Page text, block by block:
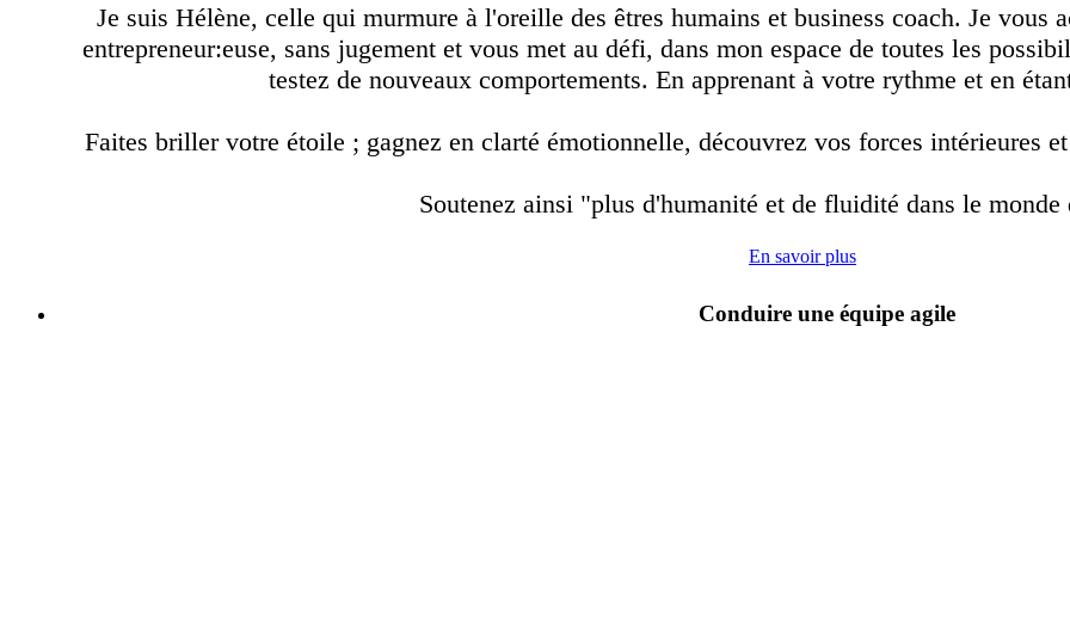
Je suis Hélène, celle qui murmure à l'oreille des êtres humains et business coach. Je vous
entrepreneur:euse, sans jugement et vous met au défi, dans mon espace de toutes les
testez de nouveaux comportements. En apprenant à votre rythme et en
Faites briller votre étoile ; gagnez en clarté émotionnelle, découvrez vos forces intérieures
Soutenez ainsi "plus d'humanité et de fluidité dans le
En savoir plus
Conduire une équipe agile